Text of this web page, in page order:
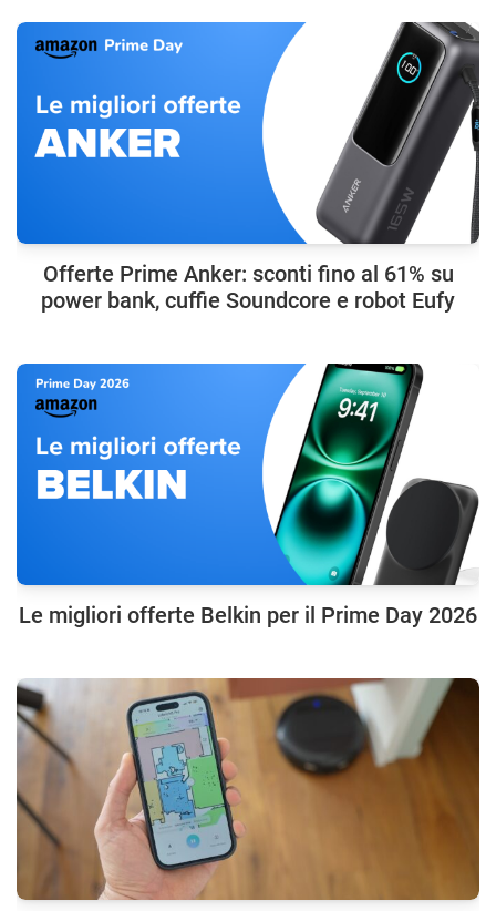
Offerte Prime Anker: sconti fino al 61% su
power bank, cuffie Soundcore e robot Eufy
Le migliori offerte Belkin per il Prime Day 2026